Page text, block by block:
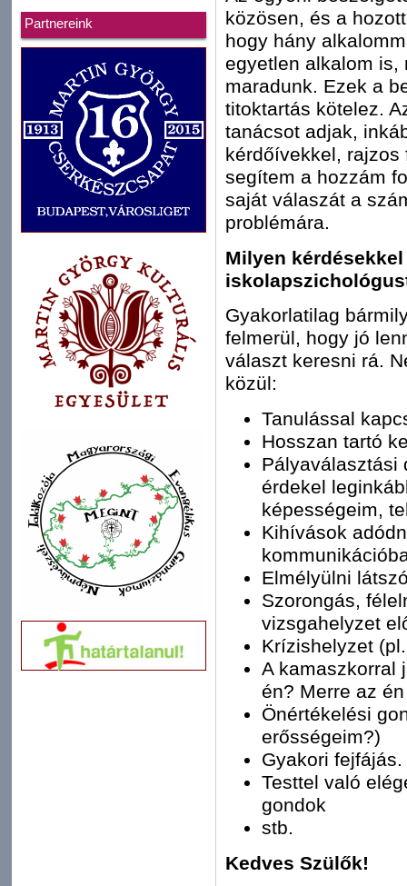
Partnereink
közösen, és a
hogy hány
egyetlen alkalom is,
maradunk. Ezek a
titoktartás kötelez.
tanácsot adjak,
kérdőívekkel,
segítem a hozzám
saját válaszát a
problémára.
Milyen
Gyakorlatilag
felmerül, hogy jó
választ keresni rá.
közül:
Tanulással
Hosszan tartó
Pályaválasztási
érdekel
képességeim,
Kihívások
Elmélyülni
Szorongás,
vizsgahelyzet
Krízishelyzet
A kamaszkorral
én? Merre az
Önértékelési
erősségeim?)
Gyakori
Testtel való
gondok
stb.
Kedves Szülők!